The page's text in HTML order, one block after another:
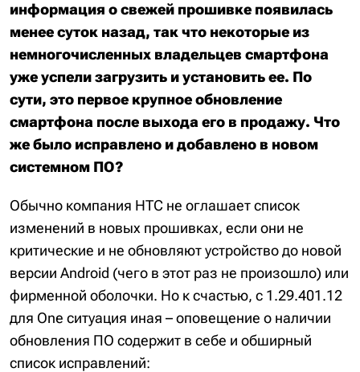
информация о свежей прошивке появилась
менее суток назад, так что некоторые из
немногочисленных владельцев смартфона
уже успели загрузить и установить ее. По
сути, это первое крупное обновление
смартфона после выхода его в продажу. Что
же было исправлено и добавлено в новом
системном ПО?
Обычно компания HTC не оглашает список
изменений в новых прошивках, если они не
критические и не обновляют устройство до новой
версии Android (чего в этот раз не произошло) или
фирменной оболочки. Но к счастью, с 1.29.401.12
для One ситуация иная – оповещение о наличии
обновления ПО содержит в себе и обширный
список исправлений: